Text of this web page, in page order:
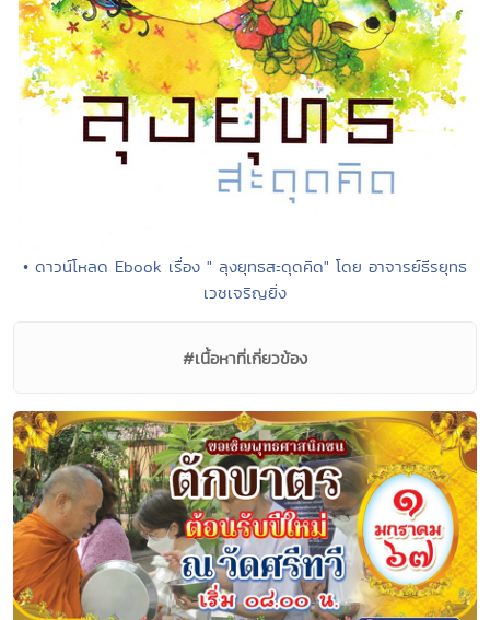
• ดาวน์โหลด Ebook เรื่อง " ลุงยุทธสะดุดคิด" โดย อาจารย์ธีรยุทธ
เวชเจริญยิ่ง
#เนื้อหาที่เกี่ยวข้อง